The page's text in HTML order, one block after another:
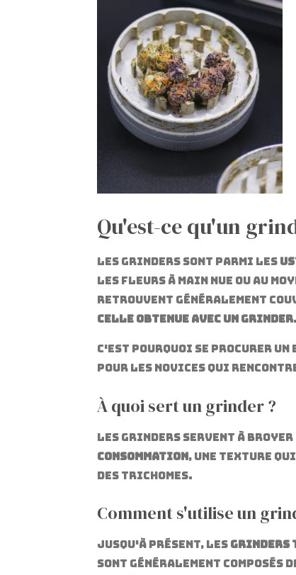
Qu'est-ce qu'un
Les grinders sont parmi les
les fleurs à main nue ou au
retrouvent généralement
celle obtenue avec un grinder.
C'est pourquoi se procurer un
pour les novices qui
À quoi sert un grinder ?
Les grinders servent à
consommation, une texture
des trichomes.
Comment s'utilise un
Jusqu'à présent, les grinders
sont généralement composés